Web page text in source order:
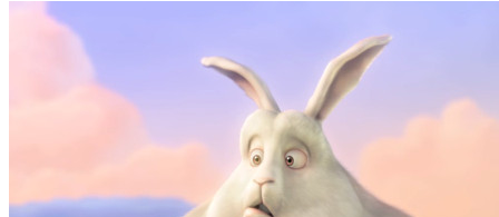
iPhone 11
iPhone 11 Pro
iPhone 11 Pro Max
iPhone 12 mini